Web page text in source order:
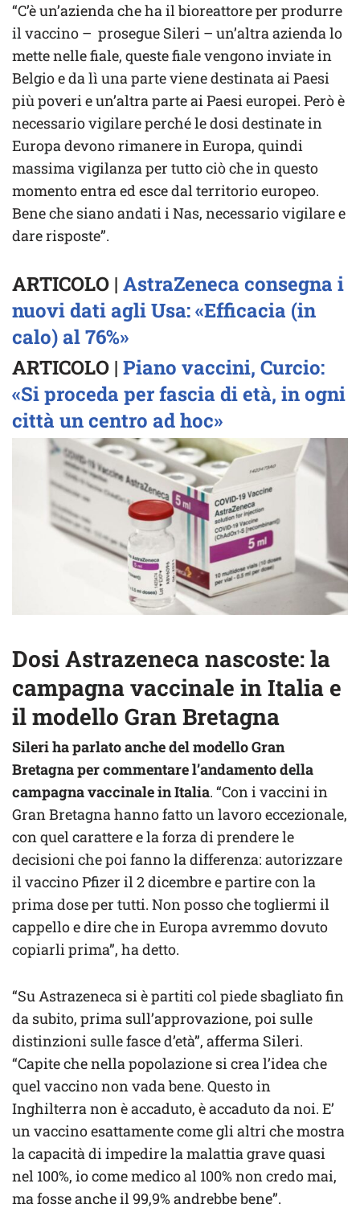
“C’è un’azienda che ha il bioreattore per produrre
il vaccino – prosegue Sileri – un’altra azienda lo
mette nelle fiale, queste fiale vengono inviate in
Belgio e da lì una parte viene destinata ai Paesi
più poveri e un’altra parte ai Paesi europei. Però è
necessario vigilare perché le dosi destinate in
Europa devono rimanere in Europa, quindi
massima vigilanza per tutto ciò che in questo
momento entra ed esce dal territorio europeo.
Bene che siano andati i Nas, necessario vigilare e
dare risposte”.
ARTICOLO | AstraZeneca consegna i
nuovi dati agli Usa: «Efficacia (in
calo) al 76%»
ARTICOLO | Piano vaccini, Curcio:
«Si proceda per fascia di età, in ogni
città un centro ad hoc»
Dosi Astrazeneca nascoste: la
campagna vaccinale in Italia e
il modello Gran Bretagna
Sileri ha parlato anche del modello Gran
Bretagna per commentare l’andamento della
campagna vaccinale in Italia. “Con i vaccini in
Gran Bretagna hanno fatto un lavoro eccezionale,
con quel carattere e la forza di prendere le
decisioni che poi fanno la differenza: autorizzare
il vaccino Pfizer il 2 dicembre e partire con la
prima dose per tutti. Non posso che togliermi il
cappello e dire che in Europa avremmo dovuto
copiarli prima”, ha detto.
“Su Astrazeneca si è partiti col piede sbagliato fin
da subito, prima sull’approvazione, poi sulle
distinzioni sulle fasce d’età”, afferma Sileri.
“Capite che nella popolazione si crea l’idea che
quel vaccino non vada bene. Questo in
Inghilterra non è accaduto, è accaduto da noi. E’
un vaccino esattamente come gli altri che mostra
la capacità di impedire la malattia grave quasi
nel 100%, io come medico al 100% non credo mai,
ma fosse anche il 99,9% andrebbe bene”.